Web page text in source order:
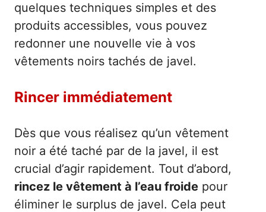
quelques techniques simples et des
produits accessibles, vous pouvez
redonner une nouvelle vie à vos
vêtements noirs tachés de javel.
Rincer immédiatement
Dès que vous réalisez qu’un vêtement
noir a été taché par de la javel, il est
crucial d’agir rapidement. Tout d’abord,
rincez le vêtement à l’eau froide pour
éliminer le surplus de javel. Cela peut